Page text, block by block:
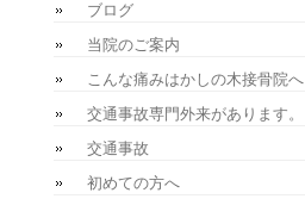
ブログ
当院のご案内
こんな痛みはかしの木接骨院へ
交通事故専門外来があります。
交通事故
初めての方へ